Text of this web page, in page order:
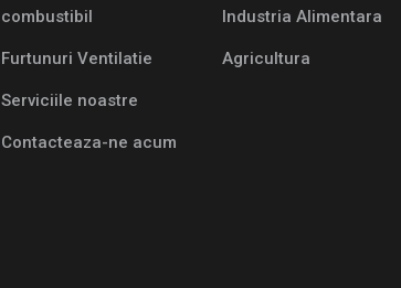
combustibil
Furtunuri Ventilatie
Serviciile noastre
Contacteaza-ne acum
Industria Alimentara
Agricultura